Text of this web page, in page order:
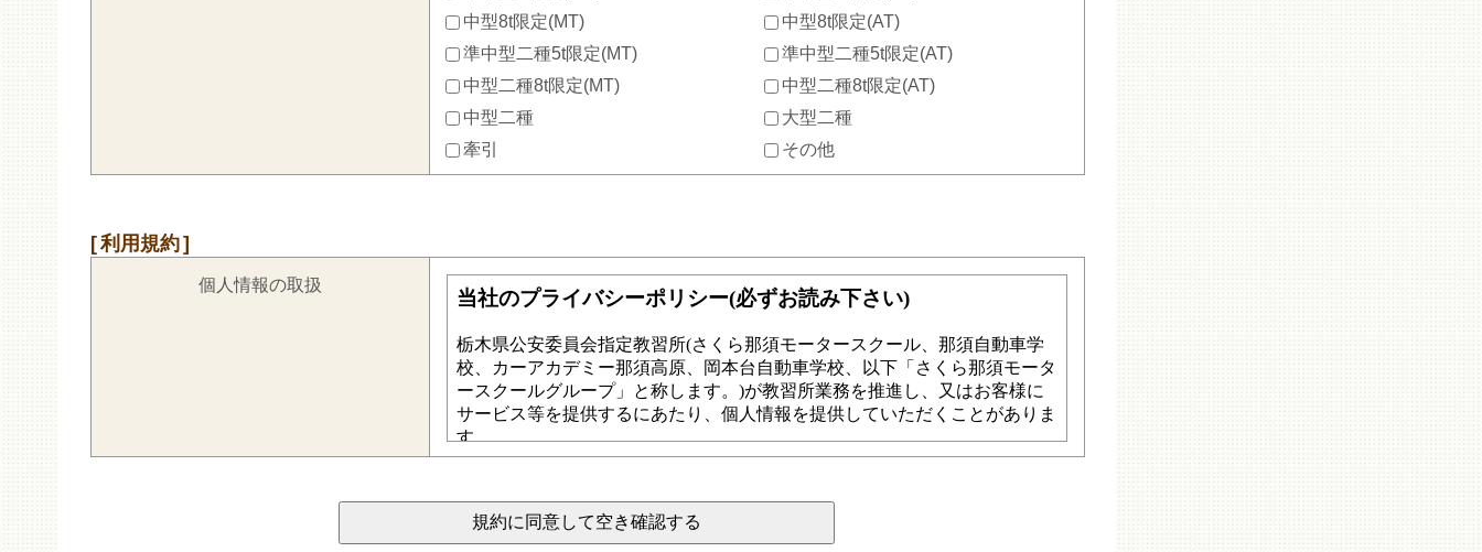
中型8t限定(MT)
中型8t限定(AT)
準中型二種5t限定(MT)
準中型二種5t限定(AT)
中型二種8t限定(MT)
中型二種8t限定(AT)
中型二種
大型二種
牽引
その他
利用規約
個人情報の取扱
規約に同意して空き確認する